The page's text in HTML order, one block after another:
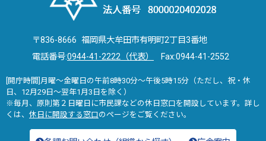
〒836-8666 福岡県大牟田市有明町2丁目3番地
電話番号:0944-41-2222（代表） Fax:0944-41-2552
[開庁時間]月曜～金曜日の午前8時30分～午後5時15分（ただし、祝・休
日、12月29日～翌年1月3日を除く）
※毎月、原則第２日曜日に市民課などの休日窓口を開設しています。詳し
くは、 休日に開設する窓口のページをご覧ください。